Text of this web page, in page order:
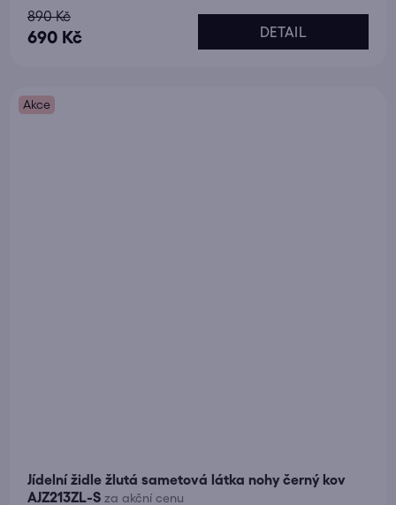
Průměrné
hodnocení
5,0
690 Kč
890 Kč
DETAIL
Akce
Jídelní židle žlutá sametová látka nohy černý kov
AJZ213ZL-S za akční cenu